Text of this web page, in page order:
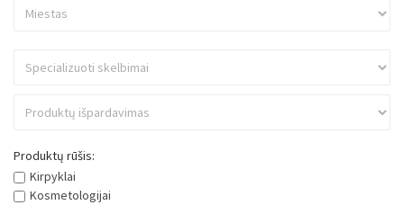
Produktų rūšis:
Kirpyklai
Kosmetologijai